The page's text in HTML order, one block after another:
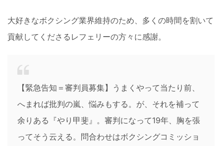
大好きなボクシング業界維持のため、多くの時間を割いて
貢献してくださるレフェリーの方々に感謝。
【緊急告知＝審判員募集】うまくやって当たり前、
へまれば批判の嵐、悩みもする。が、それを補って
余りある『やり甲斐』。審判になって19年、胸を張
ってそう云える。問合わせはボクシングコミッショ